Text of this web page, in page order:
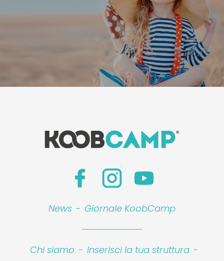
News - Giornale KoobCamp
Chi siamo - Inserisci la tua struttura -